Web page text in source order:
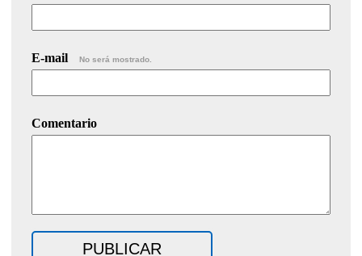
E-mail No será mostrado.
Comentario